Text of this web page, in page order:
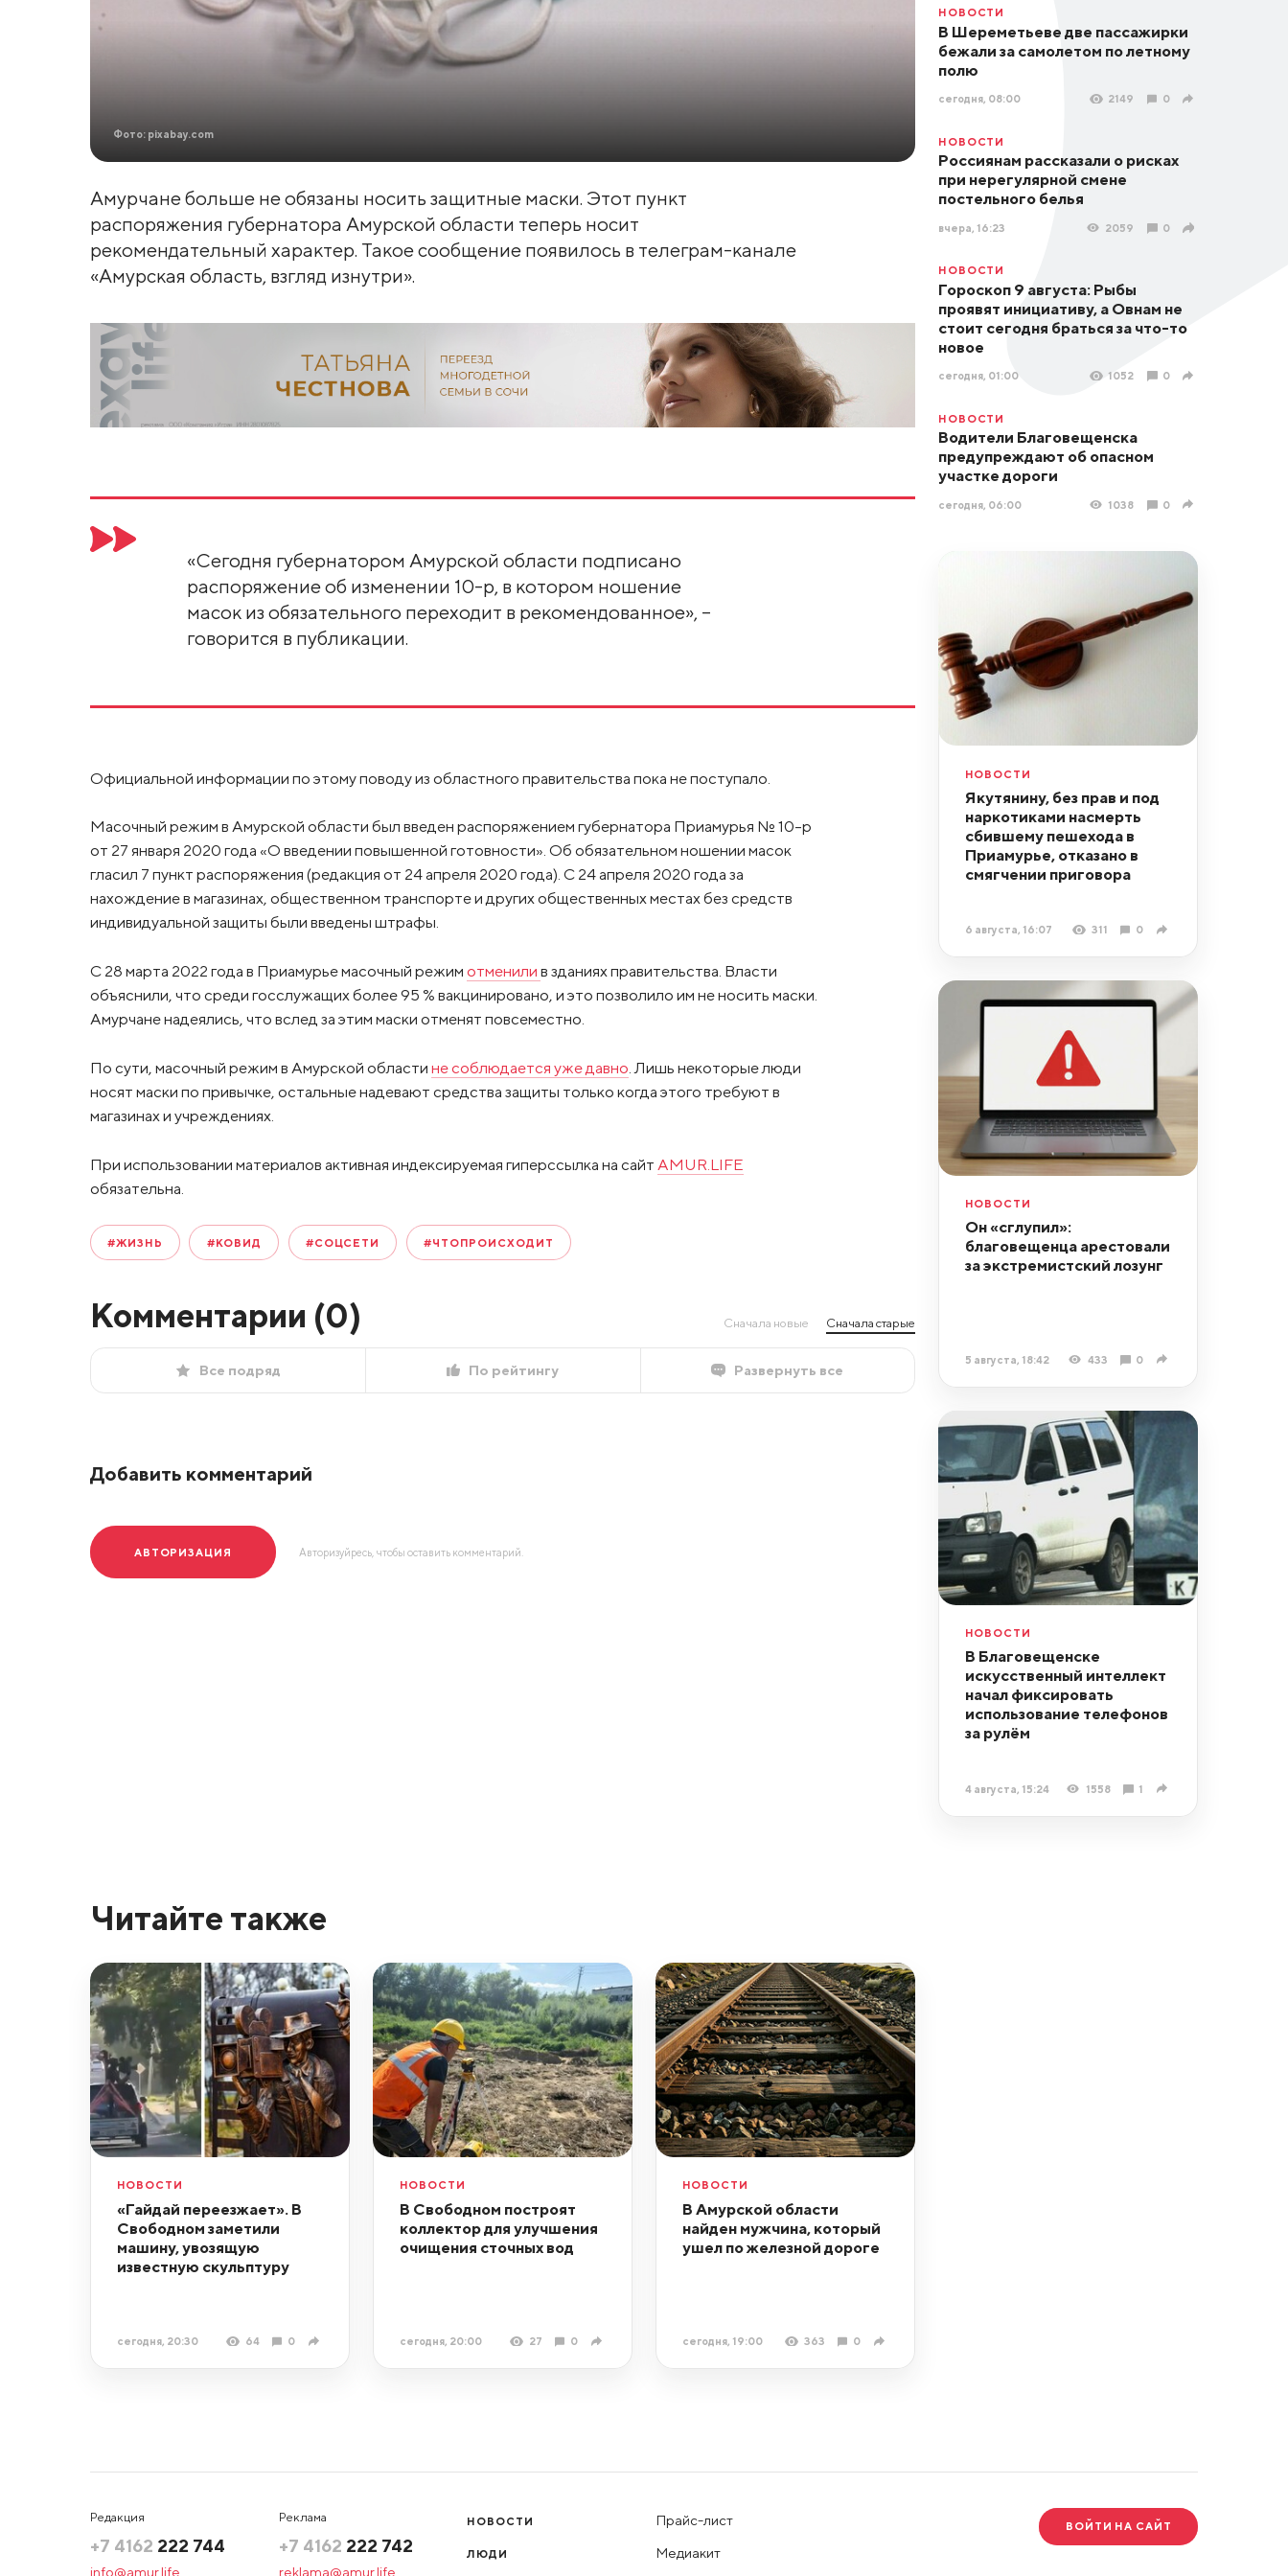
Фото: pixabay.com
Амурчане больше не обязаны носить защитные маски. Этот пункт
распоряжения губернатора Амурской области теперь носит
рекомендательный характер. Такое сообщение появилось в телеграм-канале
«Амурская область, взгляд изнутри».
«Сегодня губернатором Амурской области подписано
распоряжение об изменении 10-р, в котором ношение
масок из обязательного переходит в рекомендованное», –
говорится в публикации.
Официальной информации по этому поводу из областного правительства пока не поступало.
Масочный режим в Амурской области был введен распоряжением губернатора Приамурья № 10-р
от 27 января 2020 года «О введении повышенной готовности». Об обязательном ношении масок
гласил 7 пункт распоряжения (редакция от 24 апреля 2020 года). С 24 апреля 2020 года за
нахождение в магазинах, общественном транспорте и других общественных местах без средств
индивидуальной защиты были введены штрафы.
С 28 марта 2022 года в Приамурье масочный режим отменили в зданиях правительства. Власти
объяснили, что среди госслужащих более 95 % вакцинировано, и это позволило им не носить маски.
Амурчане надеялись, что вслед за этим маски отменят повсеместно.
По сути, масочный режим в Амурской области не соблюдается уже давно . Лишь некоторые люди
носят маски по привычке, остальные надевают средства защиты только когда этого требуют в
магазинах и учреждениях.
При использовании материалов активная индексируемая гиперссылка на сайт AMUR.LIFE
обязательна.
#ЖИЗНЬ #КОВИД #СОЦСЕТИ #ЧТОПРОИСХОДИТ
Комментарии (0) Сначала новые Сначала старые
Все подряд По рейтингу Развернуть все
Добавить комментарий
АВТОРИЗАЦИЯ Авторизуйресь, чтобы оставить комментарий.
НОВОСТИ
В Шереметьеве две пассажирки
бежали за самолетом по летному
полю
сегодня, 08:00 2149 0
НОВОСТИ
Россиянам рассказали о рисках
при нерегулярной смене
постельного белья
вчера, 16:23 2059 0
НОВОСТИ
Гороскоп 9 августа: Рыбы
проявят инициативу, а Овнам не
стоит сегодня браться за что-то
новое
сегодня, 01:00 1052 0
НОВОСТИ
Водители Благовещенска
предупреждают об опасном
участке дороги
сегодня, 06:00 1038 0
НОВОСТИ
Якутянину, без прав и под
наркотиками насмерть
сбившему пешехода в
Приамурье, отказано в
смягчении приговора
6 августа, 16:07 311 0
НОВОСТИ
Он «сглупил»:
благовещенца арестовали
за экстремистский лозунг
5 августа, 18:42 433 0
НОВОСТИ
В Благовещенске
искусственный интеллект
начал фиксировать
использование телефонов
за рулём
4 августа, 15:24 1558 1
Читайте также
НОВОСТИ
«Гайдай переезжает». В
Свободном заметили
машину, увозящую
известную скульптуру
сегодня, 20:30 64 0
НОВОСТИ
В Свободном построят
коллектор для улучшения
очищения сточных вод
сегодня, 20:00 27 0
НОВОСТИ
В Амурской области
найден мужчина, который
ушел по железной дороге
сегодня, 19:00 363 0
Редакция
+7 4162 222 744
info@amur.life
Реклама
+7 4162 222 742
reklama@amur.life
НОВОСТИ
ЛЮДИ
Прайс-лист
Медиакит
ВОЙТИ НА САЙТ